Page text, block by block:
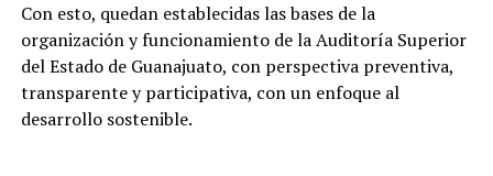
Con esto, quedan establecidas las bases de la
organización y funcionamiento de la Auditoría Superior
del Estado de Guanajuato, con perspectiva preventiva,
transparente y participativa, con un enfoque al
desarrollo sostenible.